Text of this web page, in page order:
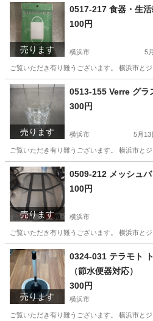
売ります
0517-217 食器・生
100円
横浜市 5
ご覧いただき有り難うございます。 横浜市
神奈川 横浜市 リユース
売ります
0513-155 Verre グラ
300円
横浜市 5月13
ご覧いただき有り難うございます。 横浜市
神奈川 横浜市 リユース
売ります
0509-212 メッシュバ
100円
横浜市
ご覧いただき有り難うございます。 横浜市
神奈川 横浜市 リユース
売ります
0324-031 テラモト
（節水便器対応）
300円
横浜市
ご覧いただき有り難うございます。 横浜市